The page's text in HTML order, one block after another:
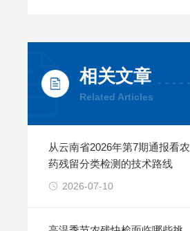
相关文章
Related Articles
从云南省2026年第7期通报看农
药残留分类检测的技术路线
2026-07-10